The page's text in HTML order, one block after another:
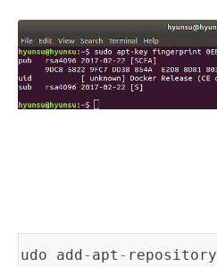
sudo add - apt - repository